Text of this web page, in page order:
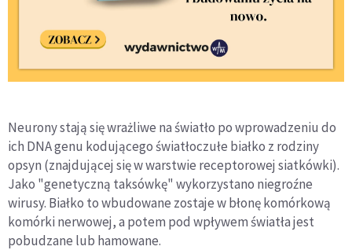
Neurony stają się wrażliwe na światło po wprowadzeniu do
ich DNA genu kodującego światłoczułe białko z rodziny
opsyn (znajdującej się w warstwie receptorowej siatkówki).
Jako "genetyczną taksówkę" wykorzystano niegroźne
wirusy. Białko to wbudowane zostaje w błonę komórkową
komórki nerwowej, a potem pod wpływem światła jest
pobudzane lub hamowane.